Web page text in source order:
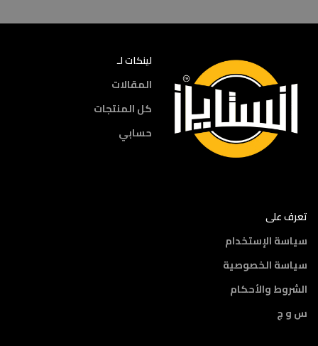
لينكات لـ
المقالات
كل المنتجات
حسابي
تعرف على
سياسة الإستخدام
سياسة الخصوصية
الشروط والأحكام
س و ج